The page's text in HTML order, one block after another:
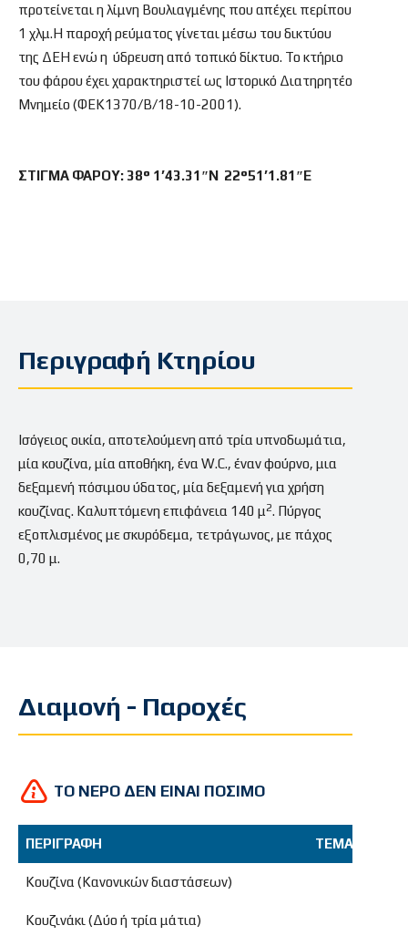
προτείνεται η λίμνη Βουλιαγμένης που απέχει περίπου
1 χλμ.Η παροχή ρεύματος γίνεται μέσω του δικτύου
της ΔΕΗ ενώ η ύδρευση από τοπικό δίκτυο. Το κτήριο
του φάρου έχει χαρακτηριστεί ως Ιστορικό Διατηρητέο
Μνημείο (ΦΕΚ1370/Β/18-10-2001).
ΣΤΙΓΜΑ ΦΑΡΟΥ: 38° 1’43.31″N 22°51’1.81″E
Περιγραφή Κτηρίου
Ισόγειος οικία, αποτελούμενη από τρία υπνοδωμάτια,
μία κουζίνα, μία αποθήκη, ένα W.C., έναν φούρνο, μια
δεξαμενή πόσιμου ύδατος, μία δεξαμενή για χρήση
κουζίνας. Καλυπτόμενη επιφάνεια 140 μ2. Πύργος
εξοπλισμένος με σκυρόδεμα, τετράγωνος, με πάχος
0,70 μ.
Διαμονή - Παροχές
ΤΟ ΝΕΡΟ ΔΕΝ ΕΙΝΑΙ ΠΟΣΙΜΟ
ΠΕΡΙΓΡΑΦΗ ΤΕΜΑΧΙΑ
ΠΕΡΙΓΡΑΦΗ
Κουζίνα (Κανονικών διαστάσεων)
Κουζινάκι (Δύο ή τρία μάτια)